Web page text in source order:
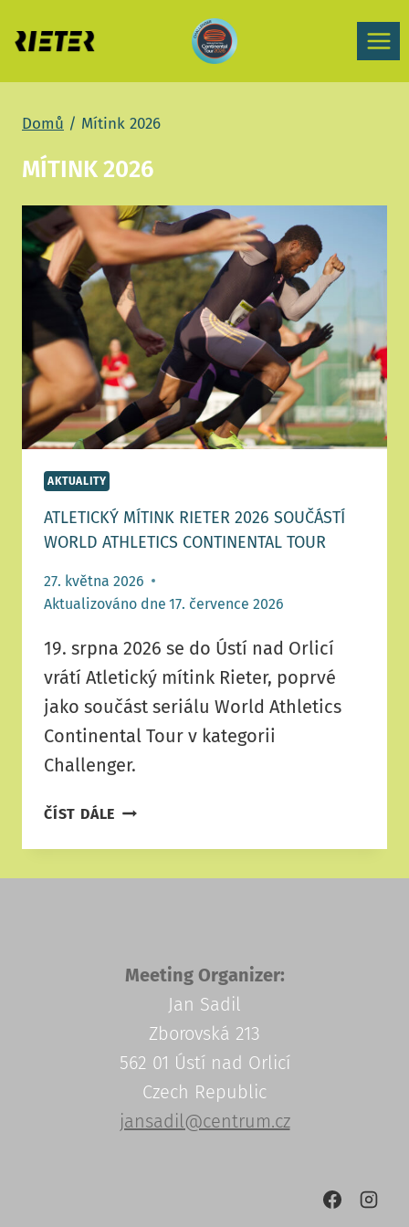
na
Domů / Mítink 2026
MÍTINK 2026
AKTUALITY
ATLETICKÝ MÍTINK RIETER 2026 SOUČÁSTÍ
WORLD ATHLETICS CONTINENTAL TOUR
27. května 2026
Aktualizováno dne 17. července 2026
19. srpna 2026 se do Ústí nad Orlicí
vrátí Atletický mítink Rieter, poprvé
jako součást seriálu World Athletics
Continental Tour v kategorii
Challenger.
ČÍST DÁLE ATLETICKÝ
RIETER
2026
CONTINENTAL
Meeting Organizer:
Jan Sadil
Zborovská 213
562 01 Ústí nad Orlicí
Czech Republic
jansadil@centrum.cz